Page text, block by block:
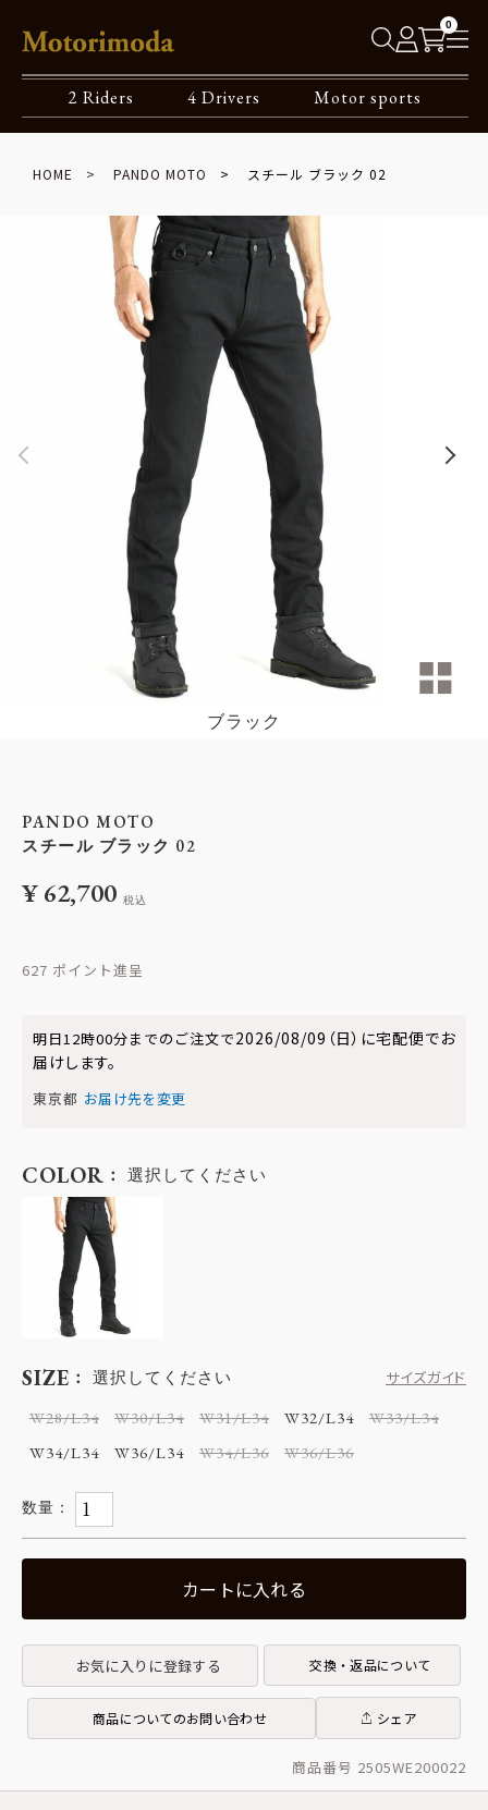
0
2 Riders 4 Drivers Motor sports
HOME PANDO MOTO スチール ブラック 02
ブラック
PANDO MOTO
スチール ブラック 02
¥62,700 税込
627
明日12時00分までのご注文で2026/08/09（日） に宅配便でお
届けします。
東京都 お届け先を変更
SIZE 選択してください
サイズガイド
W28/L34
W30/L34 W31/L34 W32/L34
W33/L34
W34/L34
W36/L34 W34/L36 W36/L36
COLOR 選択してください
カートに入れる
お気に入りに登録する 交換・返品について
商品についてのお問い合わせ シェア
商品番号 2505WE200022